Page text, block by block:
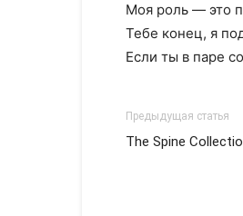
Моя роль — это
Тебе конец, я
Если ты в паре
Предыдущая статья
The Spine